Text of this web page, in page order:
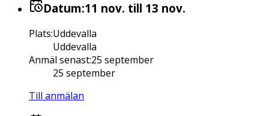
Datum:11 nov. till 13 nov.
Plats:Uddevalla
Uddevalla
Anmäl senast:25 september
25 september
Till anmälan